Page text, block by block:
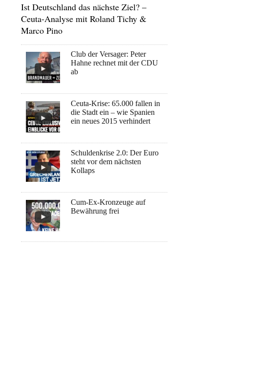
Ist Deutschland das nächste Ziel? –
Ceuta-Analyse mit Roland Tichy &
Marco Pino
Club der Versager: Peter
Hahne rechnet mit der CDU
ab
Ceuta-Krise: 65.000 fallen in
die Stadt ein – wie Spanien
ein neues 2015 verhindert
Schuldenkrise 2.0: Der Euro
steht vor dem nächsten
Kollaps
Cum-Ex-Kronzeuge auf
Bewährung frei